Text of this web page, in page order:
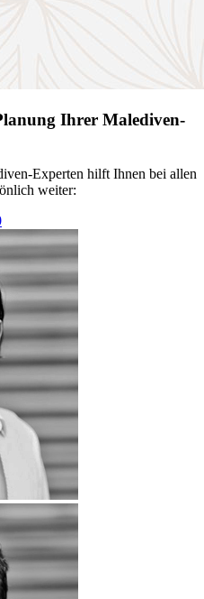
Ihrer Malediven-
Experten hilft Ihnen bei allen
weiter: